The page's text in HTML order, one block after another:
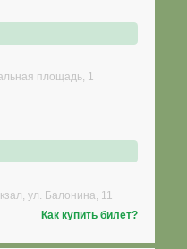
площадь, 1
ул. Балонина, 11
Как купить билет?